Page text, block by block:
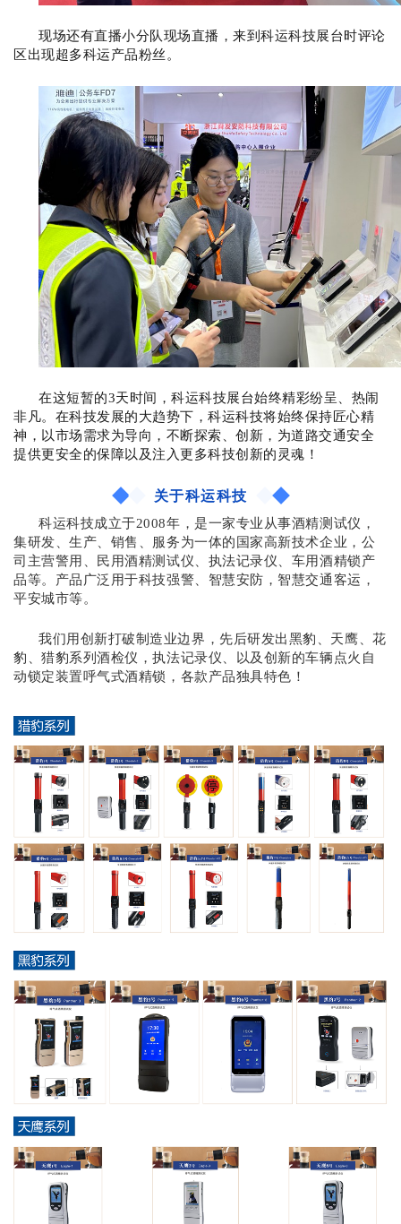
现场还有直播小分队现场直播，来到科运科技展台时评论
区出现超多科运产品粉丝。
在这短暂的3天时间 ，科运科技展台始终精彩纷呈、热闹
非凡。 在科技发展的大趋势下，科运科技将始终保持匠心精
神 ， 以市场需求为导向，不断探索、创新，为道路交通安全
提供更安全的保障以及注 入更多科技创新的灵魂 ！
关于科运科技
科运科技成立于2008年，是一家专业从事酒精测试仪，
集研发、生产、销售、服务为一体的国家高新技术企业，公
司主营警用、民用酒精测试仪、执法记录仪、车用酒精锁产
品等。产品广泛用于科技强警、智慧安防，智慧交通客运，
平安城市等。
我们用创新打破制造业边界，先后研发出黑豹、天鹰、花
豹、猎豹系列酒检仪，执法记录仪、以及创新的车辆点火自
动锁定装置呼气式酒精锁，各款产品独具特色！